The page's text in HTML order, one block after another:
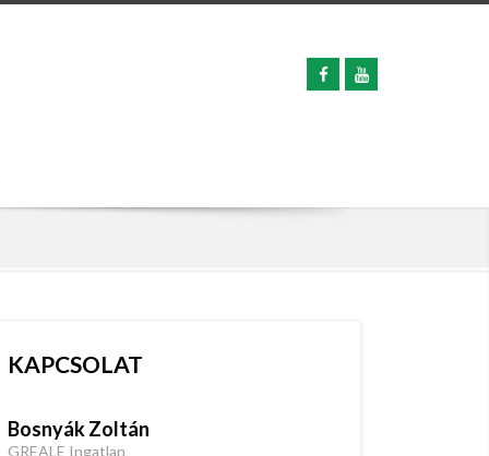
KAPCSOLAT
Bosnyák Zoltán
GREALE Ingatlan